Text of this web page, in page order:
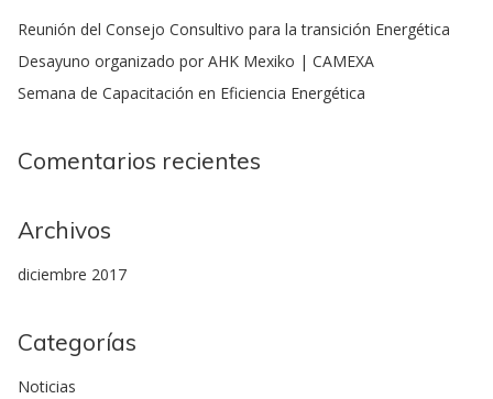
Reunión del Consejo Consultivo para la transición Energética
Desayuno organizado por AHK Mexiko | CAMEXA
Semana de Capacitación en Eficiencia Energética
Comentarios recientes
Archivos
diciembre 2017
Categorías
Noticias